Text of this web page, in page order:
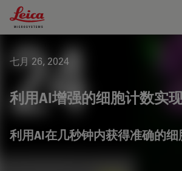
Leica Microsystems Logo
七月 26, 2024
利用AI增强的细胞计数实
利用AI在几秒钟内获得准确的细